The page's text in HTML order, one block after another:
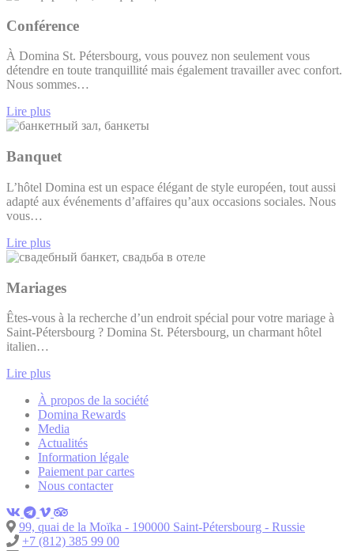
Conférence
À Domina St. Pétersbourg, vous pouvez non seulement vous
détendre en toute tranquillité mais également travailler avec confort.
Nous sommes…
Lire plus
Banquet
L’hôtel Domina est un espace élégant de style européen, tout aussi
adapté aux événements d’affaires qu’aux occasions sociales. Nous
vous…
Lire plus
Mariages
Êtes-vous à la recherche d’un endroit spécial pour votre mariage à
Saint-Pétersbourg ? Domina St. Pétersbourg, un charmant hôtel
italien…
Lire plus
À propos de la société
Domina Rewards
Media
Actualités
Information légale
Paiement par cartes
Nous contacter
99, quai de la Moïka - 190000 Saint-Pétersbourg - Russie
+7 (812) 385 99 00